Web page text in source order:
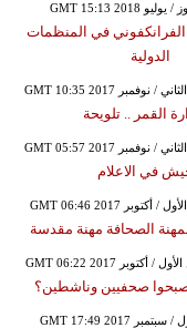
الفرانكفوني في المنظمات
الدولية
القمر .. تلويحة
في الاعلام
الصحافة مهنة مقدسة
صحفيين وناشطين؟